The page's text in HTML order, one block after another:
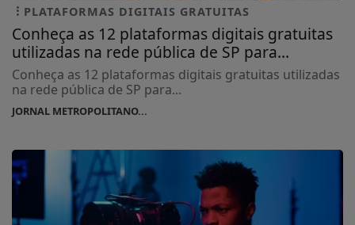
PLATAFORMAS DIGITAIS GRATUITAS
Conheça as 12 plataformas digitais gratuitas
utilizadas na rede pública de SP para...
Conheça as 12 plataformas digitais gratuitas utilizadas
na rede pública de SP para...
JORNAL METROPOLITANO...